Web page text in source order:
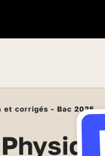
et corrigés - Bac 2025